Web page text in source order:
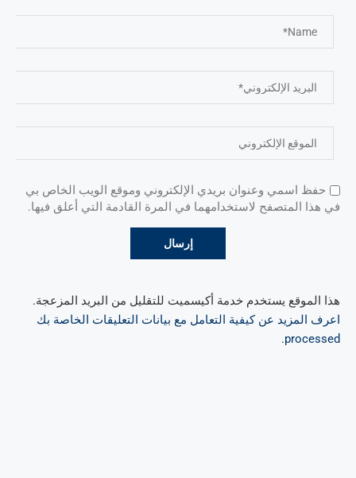
حفظ اسمي وعنوان بريدي الإلكتروني وموقع الويب الخاص بي
في هذا المتصفح لاستخدامهما في المرة القادمة التي أعلق فيها.
هذا الموقع يستخدم خدمة أكيسميت للتقليل من البريد المزعجة.
اعرف المزيد عن كيفية التعامل مع بيانات التعليقات الخاصة بك
processed
.